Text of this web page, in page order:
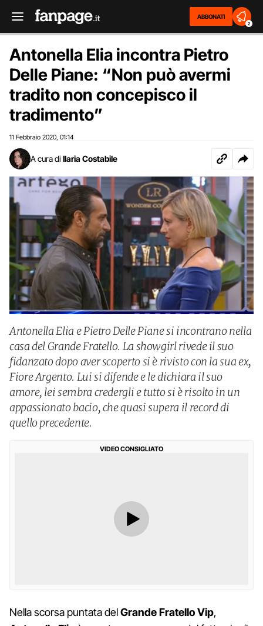
ABBONATI
2
Antonella Elia incontra Pietro
Delle Piane: “Non può avermi
tradito non concepisco il
tradimento”
11 Febbraio 2020 01:14
A cura di Ilaria Costabile
Antonella Elia e Pietro Delle Piane si incontrano nella
casa del Grande Fratello. La showgirl rivede il suo
fidanzato dopo aver scoperto si è rivisto con la sua ex,
Fiore Argento. Lui si difende e le dichiara il suo
amore, lei sembra credergli e tutto si è risolto in un
appassionato bacio, che quasi supera il record di
quello precedente.
VIDEO CONSIGLIATO
Nella scorsa puntata delGrande Fratello Vip,